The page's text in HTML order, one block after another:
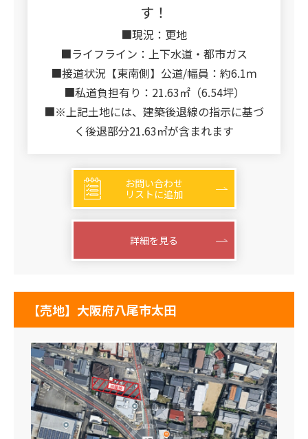
す！
■現況：更地
■ライフライン：上下水道・都市ガス
■接道状況【東南側】公道/幅員：約6.1ｍ
■私道負担有り：21.63㎡（6.54坪）
■※上記土地には、建築後退線の指示に基づ
く後退部分21.63㎡が含まれます
お問い合わせ
リストに追加
詳細を見る
【売地】大阪府八尾市太田